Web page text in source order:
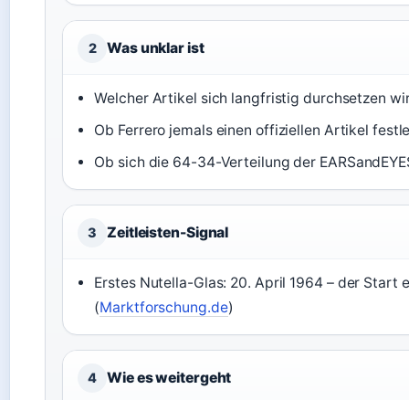
2 Was unklar ist
Welcher Artikel sich langfristig durchsetzen
Ob Ferrero jemals einen offiziellen Artikel
Ob sich die 64-34-Verteilung der
3 Zeitleisten-Signal
Erstes Nutella-Glas: 20. April 1964 – der Start
(Marktforschung.de)
4 Wie es weitergeht